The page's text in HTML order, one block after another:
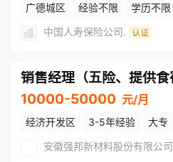
广德城区
经验不限
学历不限
中国人寿保险公司.
10000-50000 元/月
经济开发区
3-5年经验
大专
安徽强邦新材料股份有限公司